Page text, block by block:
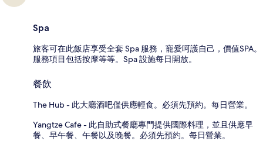
Spa
旅客可在此飯店享受全套 Spa 服務，寵愛呵護自己，價值SPA。
服務項目包括按摩等等。Spa 設施每日開放。
餐飲
The Hub - 此大廳酒吧僅供應輕食。必須先預約。每日營業。
Yangtze Cafe - 此自助式餐廳專門提供國際料理，並且供應早
餐、早午餐、午餐以及晚餐。必須先預約。每日營業。